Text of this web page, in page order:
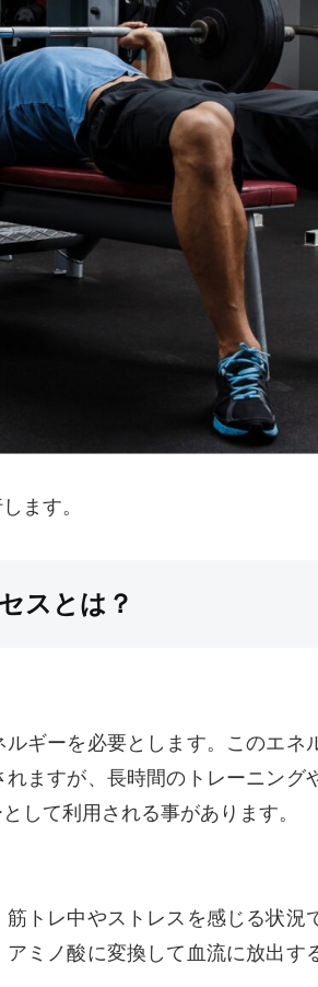
ます。
スとは？
ギーを必要とします。このエネ
ますが、長時間のトレーニング
して利用される事があります。
トレ中やストレスを感じる状況
ミノ酸に変換して血流に放出す